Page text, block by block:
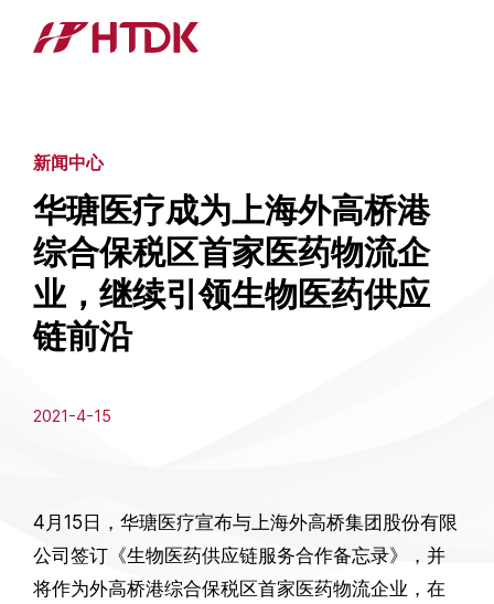
新闻中心
华瑭医疗成为上海外高桥港
综合保税区首家医药物流企
业，继续引领生物医药供应
链前沿
2021-4-15
4月15日，华瑭医疗宣布与上海外高桥集团股份有限
公司签订《生物医药供应链服务合作备忘录》，并
将作为外高桥港综合保税区首家医药物流企业，在